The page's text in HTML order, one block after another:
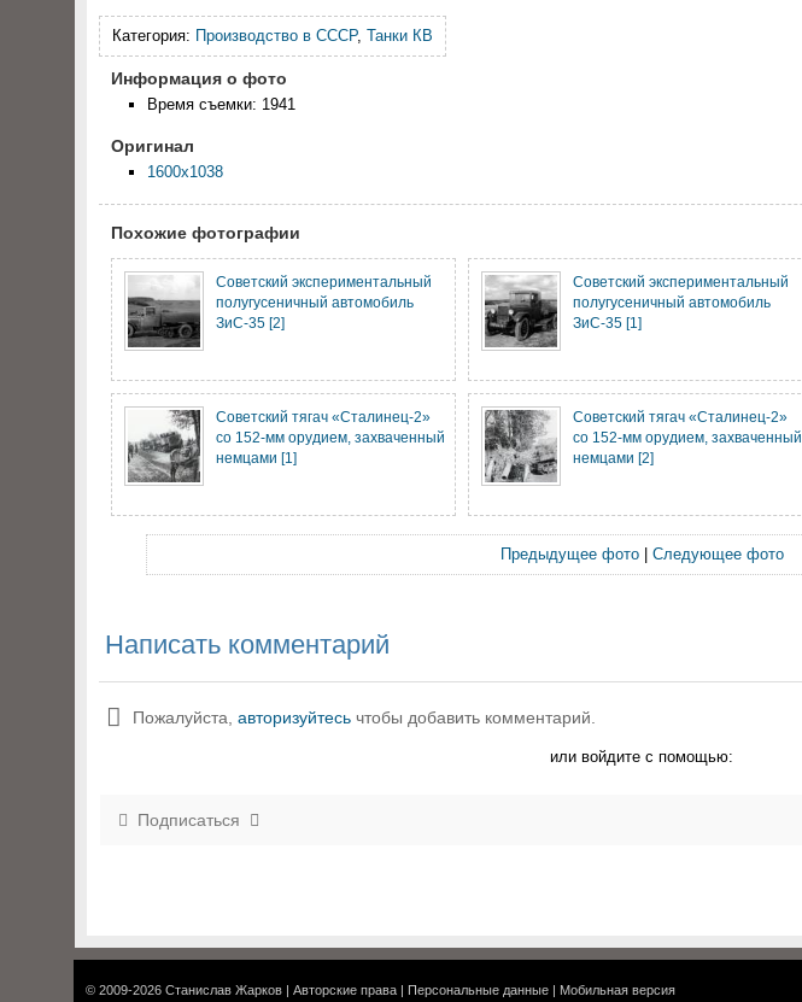
Категория: Производство в СССР, Танки КВ
Информация о фото
Время съемки: 1941
Оригинал
1600x1038
Похожие фотографии
Советский экспериментальный
полугусеничный автомобиль
ЗиС-35 [2]
Советский экспериментальный
полугусеничный автомобиль
ЗиС-35 [1]
Советский тягач «Сталинец-2»
со 152-мм орудием, захваченный
немцами [1]
Советский тягач «Сталинец-2»
со 152-мм орудием, захваченный
немцами [2]
Предыдущее фото| Следующее фото
Написать комментарий
Пожалуйста, авторизуйтесь чтобы добавить комментарий.
или войдите с помощью:
Подписаться
© 2009-2026 Станислав Жарков | Авторские права | Персональные данные | Мобильная версия